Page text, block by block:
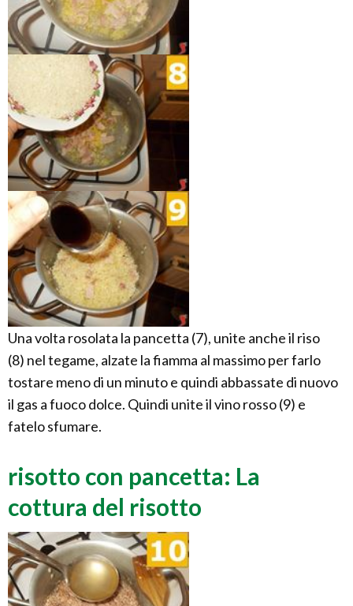
Una volta rosolata la pancetta (7), unite anche il riso
(8) nel tegame, alzate la fiamma al massimo per farlo
tostare meno di un minuto e quindi abbassate di nuovo
il gas a fuoco dolce. Quindi unite il vino rosso (9) e
fatelo sfumare.
risotto con pancetta: La
cottura del risotto